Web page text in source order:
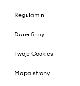
Regulamin
Dane firmy
Twoje Cookies
Mapa strony